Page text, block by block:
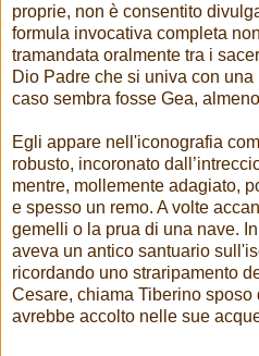
proprie, non è consentito
formula invocativa completa
tramandata oralmente tra i
Dio Padre che si univa con
caso sembra fosse Gea,
Egli appare nell'iconografia
robusto, incoronato
mentre, mollemente adagiato,
e spesso un remo. A volte
gemelli o la prua di una nave.
aveva un antico santuario
ricordando uno straripamento
Cesare, chiama Tiberino
avrebbe accolto nelle sue